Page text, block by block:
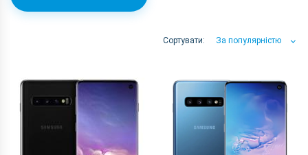
Сортувати: За популярністю
За популярністю